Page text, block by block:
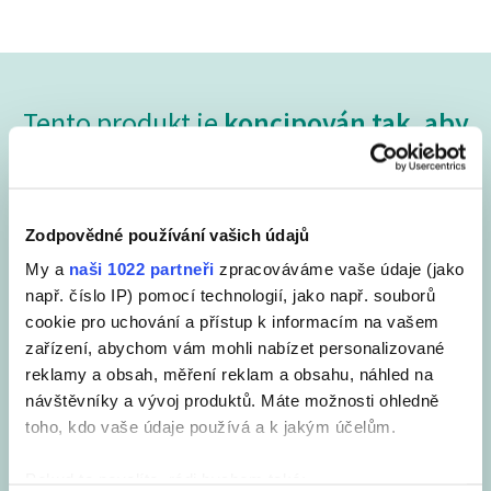
Zodpovědné používání vašich údajů
My a naši 1022 partneři zpracováváme vaše údaje (jako
např. číslo IP) pomocí technologií, jako např. souborů
cookie pro uchování a přístup k informacím na vašem
zařízení, abychom vám mohli nabízet personalizované
reklamy a obsah, měření reklam a obsahu, náhled na
návštěvníky a vývoj produktů. Máte možnosti ohledně
toho, kdo vaše údaje používá a k jakým účelům.
Tento produkt jekoncipován tak, aby
laboratoři a splňují AFNOR a evropské standardy pro
účinné na: